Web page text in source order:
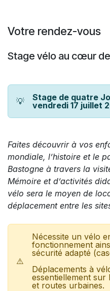
Votre rendez-vous
Stage vélo au cœur
💡
Stage de quatre
vendredi 17 juillet
Faites découvrir à vos
mondiale, l’histoire et le
Bastogne à travers la
Mémoire et d’activités
vélo sera le moyen de
déplacement entre les
⚠️
Nécessite un vélo
fonctionnement
sécurité adapté
Déplacements à
essentiellement sur
et routes urbaines.